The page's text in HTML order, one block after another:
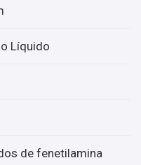
Líquido
de fenetilamina